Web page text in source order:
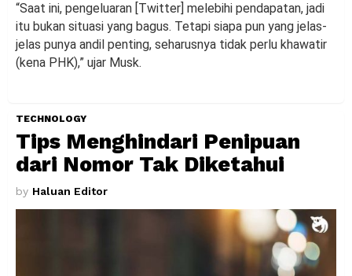
“Saat ini, pengeluaran [Twitter] melebihi pendapatan, jadi
itu bukan situasi yang bagus. Tetapi siapa pun yang jelas-
jelas punya andil penting, seharusnya tidak perlu khawatir
(kena PHK),” ujar Musk.
TECHNOLOGY
Tips Menghindari Penipuan
dari Nomor Tak Diketahui
by Haluan Editor